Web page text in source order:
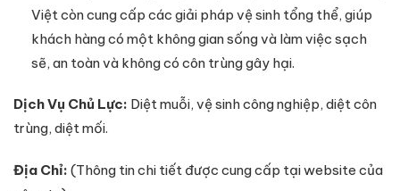
Việt còn cung cấp các giải pháp vệ sinh tổng thể, giúp
khách hàng có một không gian sống và làm việc sạch
sẽ, an toàn và không có côn trùng gây hại.
Dịch Vụ Chủ Lực: Diệt muỗi, vệ sinh công nghiệp, diệt côn
trùng, diệt mối.
Địa Chỉ: (Thông tin chi tiết được cung cấp tại website của